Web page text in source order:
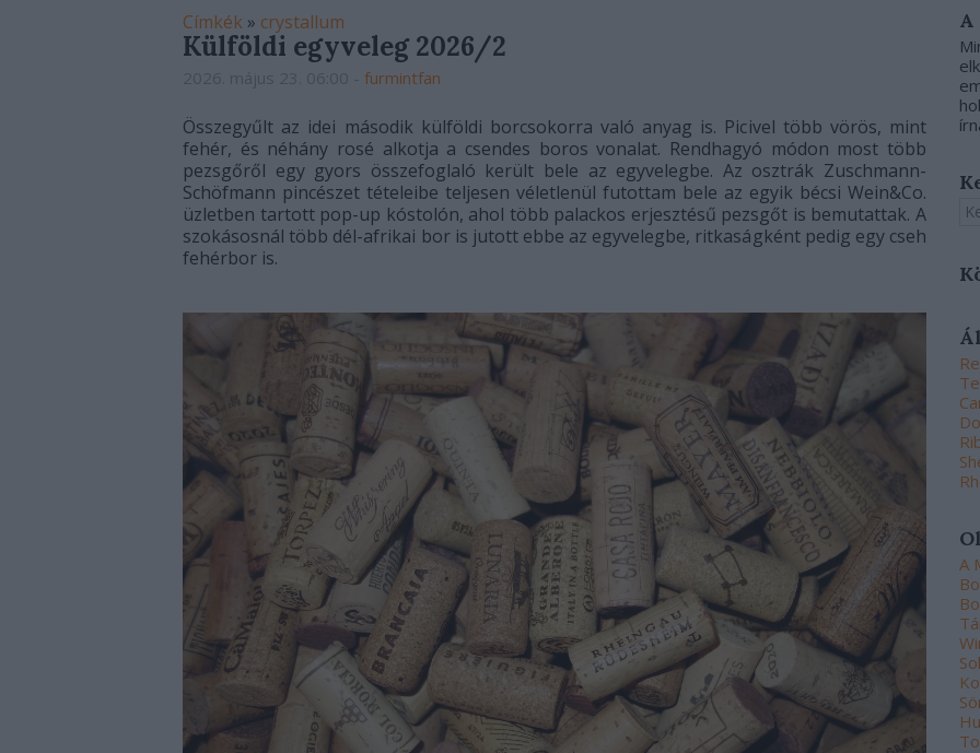
Címkék » crystallum
Külföldi egyveleg 2026/2
furmintfan
Összegyűlt az idei második külföldi borcsokorra való anyag is. Picivel több vörös, mint
fehér, és néhány rosé alkotja a csendes boros vonalat. Rendhagyó módon most több
pezsgőről egy gyors összefoglaló került bele az egyvelegbe. Az osztrák Zuschmann-
Schöfmann pincészet tételeibe teljesen véletlenül futottam bele az egyik bécsi Wein&Co.
üzletben tartott pop-up kóstolón, ahol több palackos erjesztésű pezsgőt is bemutattak. A
szokásosnál több dél-afrikai bor is jutott ebbe az egyvelegbe, ritkaságként pedig egy cseh
fehérbor is.
A